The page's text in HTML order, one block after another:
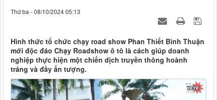
Thứ ba - 08/10/2024 05:13
Hình thức tổ chức chạy road show Phan Thiết Bình Thuận
mới độc đáo Chạy Roadshow ô tô là cách giúp doanh
nghiệp thực hiện một chiến dịch truyền thông hoành
tráng và đầy ấn tượng.